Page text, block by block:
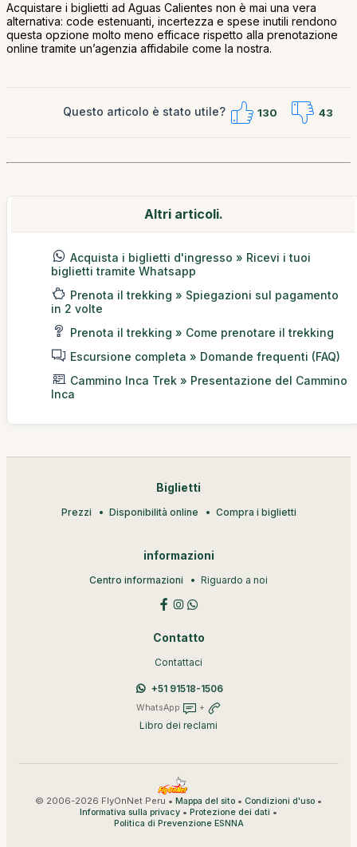
Acquistare i biglietti ad Aguas Calientes non è mai una vera
alternativa: code estenuanti, incertezza e spese inutili rendono
questa opzione molto meno efficace rispetto alla prenotazione
online tramite un’agenzia affidabile come la nostra.
Questo articolo è stato utile? 130 43
Altri articoli.
Acquista i biglietti d'ingresso » Ricevi i tuoi
biglietti tramite Whatsapp
Prenota il trekking » Spiegazioni sul pagamento
in 2 volte
Prenota il trekking » Come prenotare il trekking
Escursione completa » Domande frequenti (FAQ)
Cammino Inca Trek » Presentazione del Cammino
Inca
Biglietti
Prezzi Disponibilità online Compra i biglietti
informazioni
Centro informazioni Riguardo a noi
Contatto
Contattaci
+51 91518-1506
WhatsApp +
Libro dei reclami
© 2006-2026 FlyOnNet Peru • Mappa del sito • Condizioni d'uso •
Informativa sulla privacy • Protezione dei dati •
Politica di Prevenzione ESNNA